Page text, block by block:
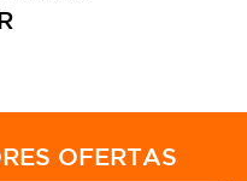
OFERTAS